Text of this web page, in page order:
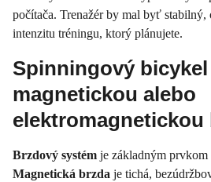
počítača. Trenažér by mal byť
intenzitu tréningu, ktorý plánujete.
Spinningový
magnetickou alebo
elektromagnetickou
Brzdový systém je základným prvkom
Magnetická brzda je tichá,